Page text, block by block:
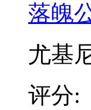
落魄
尤基
评分: